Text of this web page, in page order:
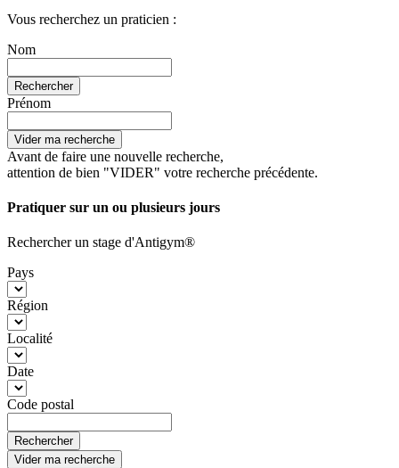
Vous recherchez un praticien :
Nom
Rechercher
Prénom
Vider ma recherche
Avant de faire une nouvelle recherche,
attention de bien "VIDER" votre recherche précédente.
Pratiquer sur un ou plusieurs jours
Rechercher un stage d'Antigym®
Pays
Région
Localité
Date
Code postal
Rechercher
Vider ma recherche